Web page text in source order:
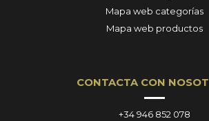
Mapa web categorías
Mapa web productos
CONTACTA CON
+34 946 852 078